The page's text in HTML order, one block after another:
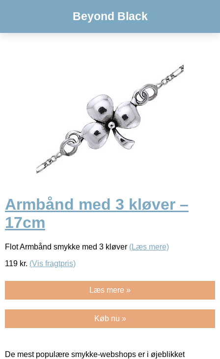
Beyond Black
Armbånd med 3 kløver –
17cm
Flot Armbånd smykke med 3 kløver (Læs mere)
119 kr. (Vis fragtpris)
Læs mere »
Køb nu »
De mest populære smykke-webshops er i øjeblikket